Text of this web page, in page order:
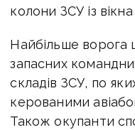
колони ЗСУ із
Найбільше ворога
запасних
складів ЗСУ, по
керованими
Також окупанти